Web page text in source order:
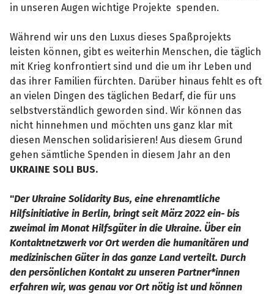
in unseren Augen wichtige Projekte spenden.
Während wir uns den Luxus dieses Spaßprojekts
leisten können, gibt es weiterhin Menschen, die täglich
mit Krieg konfrontiert sind und die um ihr Leben und
das ihrer Familien fürchten. Darüber hinaus fehlt es oft
an vielen Dingen des täglichen Bedarf, die für uns
selbstverständlich geworden sind. Wir können das
nicht hinnehmen und möchten uns ganz klar mit
diesen Menschen solidarisieren! Aus diesem Grund
gehen sämtliche Spenden in diesem Jahr an den
UKRAINE SOLI BUS.
"Der Ukraine Solidarity Bus, eine ehrenamtliche
Hilfsinitiative in Berlin, bringt seit März 2022 ein- bis
zweimal im Monat Hilfsgüter in die Ukraine. Über ein
Kontaktnetzwerk vor Ort werden die humanitären und
medizinischen Güter in das ganze Land verteilt. Durch
den persönlichen Kontakt zu unseren Partner*innen
erfahren wir, was genau vor Ort nötig ist und können